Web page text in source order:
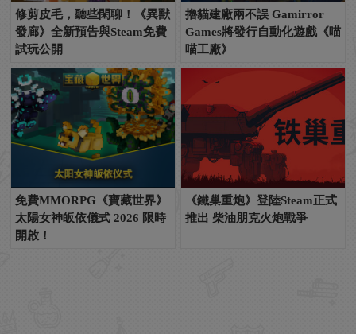
修剪皮毛，聽些閑聊！《異獸
發廊》全新預告與Steam免費
試玩公開
擼貓建廠兩不誤 Gamirror
Games將發行自動化遊戲《喵
喵工廠》
免費MMORPG《寶藏世界》
太陽女神皈依儀式 2026 限時
開啟！
《鐵巢重炮》登陸Steam正式
推出 柴油朋克火炮戰爭